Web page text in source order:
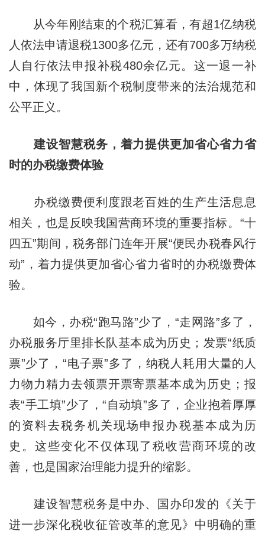
从今年刚结束的个税汇算看，有超1亿纳税
人依法申请退税1300多亿元，还有700多万纳税
人自行依法申报补税480余亿元。这一退一补
中，体现了我国新个税制度带来的法治规范和
公平正义。
建设智慧税务，着力提供更加省心省力省
时的办税缴费体验
办税缴费便利度跟老百姓的生产生活息息
相关，也是反映我国营商环境的重要指标。“十
四五”期间，税务部门连年开展“便民办税春风行
动”，着力提供更加省心省力省时的办税缴费体
验。
如今，办税“跑马路”少了，“走网路”多了，
办税服务厅里排长队基本成为历史；发票“纸质
票”少了，“电子票”多了，纳税人耗用大量的人
力物力精力去领票开票寄票基本成为历史；报
表“手工填”少了，“自动填”多了，企业抱着厚厚
的资料去税务机关现场申报办税基本成为历
史。这些变化不仅体现了税收营商环境的改
善，也是国家治理能力提升的缩影。
建设智慧税务是中办、国办印发的《关于
进一步深化税收征管改革的意见》中明确的重